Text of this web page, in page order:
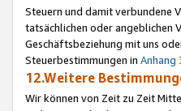
Steuern und damit verbundene
tatsächlichen oder angeblichen
Geschäftsbeziehung mit uns
Steuerbestimmungen in Anhang
12.Weitere
Wir können von Zeit zu Zeit